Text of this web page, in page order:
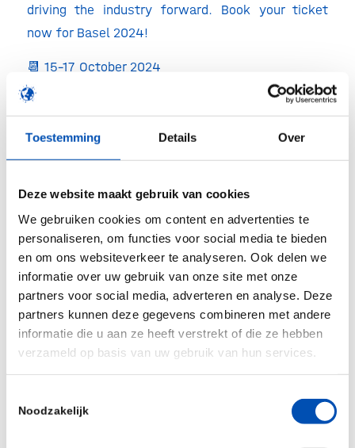
Toestemming Details Over
Deze website maakt gebruik van cookies
We gebruiken cookies om content en advertenties te
personaliseren, om functies voor social media te bieden
en om ons websiteverkeer te analyseren. Ook delen we
informatie over uw gebruik van onze site met onze
partners voor social media, adverteren en analyse. Deze
partners kunnen deze gegevens combineren met andere
informatie die u aan ze heeft verstrekt of die ze hebben
verzameld op basis van uw gebruik van hun services.
Noodzakelijk
driving the industry forward. Book your ticket
now for Basel 2024!
📆 15-17 October 2024
📍 Messe Basel, Switzerland
🎫 Hollandbio members receive 20% off.The
promocode can be requested through the button
For more information and registration, pleaee visit
theevent webpage.
Deel dit stuk